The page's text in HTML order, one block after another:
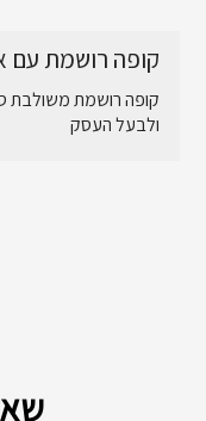
קופה רושמת עם
קופה רושמת משולבת
ולבעל העסק